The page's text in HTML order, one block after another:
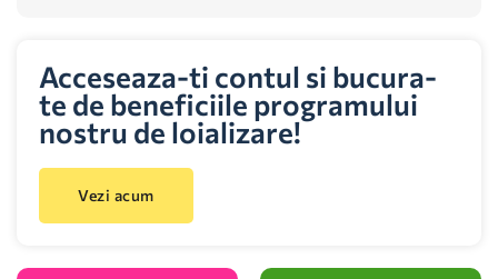
Acceseaza-ti contul si bucura-
te de beneficiile programului
nostru de loializare!
Vezi acum